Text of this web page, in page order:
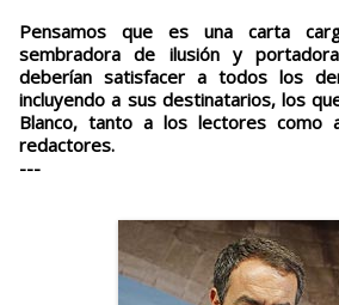
Pensamos que es una carta
sembradora de ilusión y
deberían satisfacer a todos los
incluyendo a sus destinatarios, los
Blanco, tanto a los lectores como
redactores.
---